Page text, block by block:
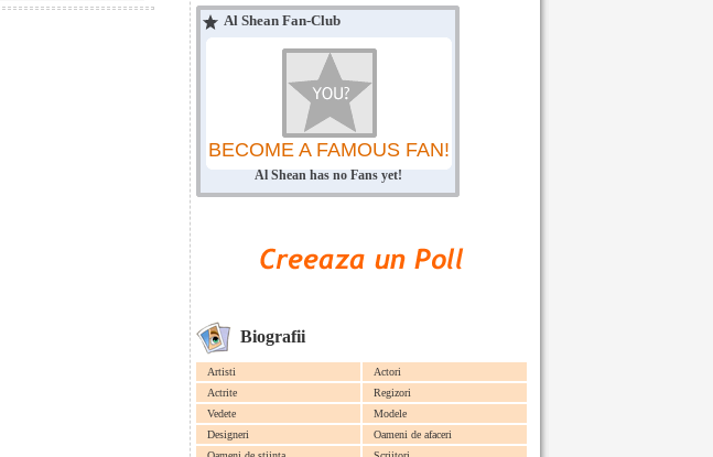
Al Shean Fan-Club
BECOME A FAMOUS FAN!
Al Shean has no Fans yet!
Biografii
Artisti
Actori
Actrite
Regizori
Vedete
Modele
Designeri
Oameni de afaceri